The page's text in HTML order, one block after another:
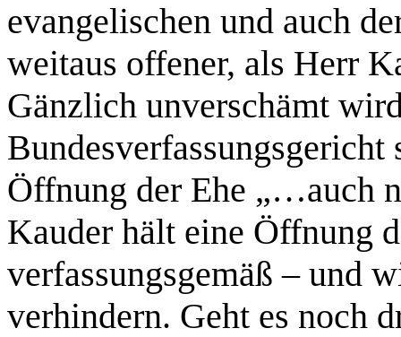
evangelischen und auch
weitaus offener, als Herr
Gänzlich unverschämt
Öffnung der Ehe „…auch
Kauder hält eine Öffnung
verfassungsgemäß – und
verhindern. Geht es noch